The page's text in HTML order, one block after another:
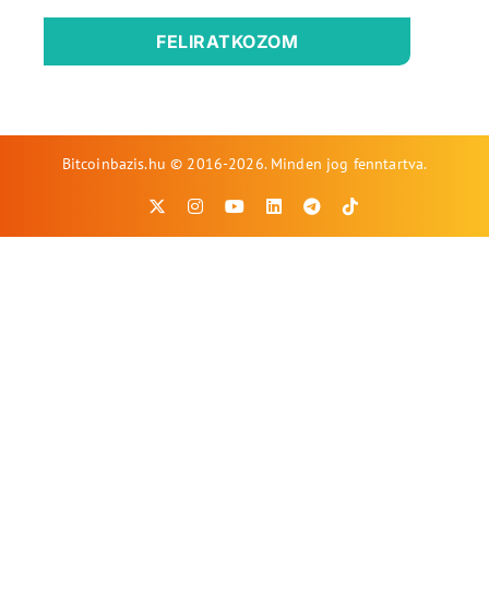
FELIRATKOZOM
Bitcoinbazis.hu © 2016-2026. Minden jog fenntartva.